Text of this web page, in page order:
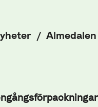
Almedalen